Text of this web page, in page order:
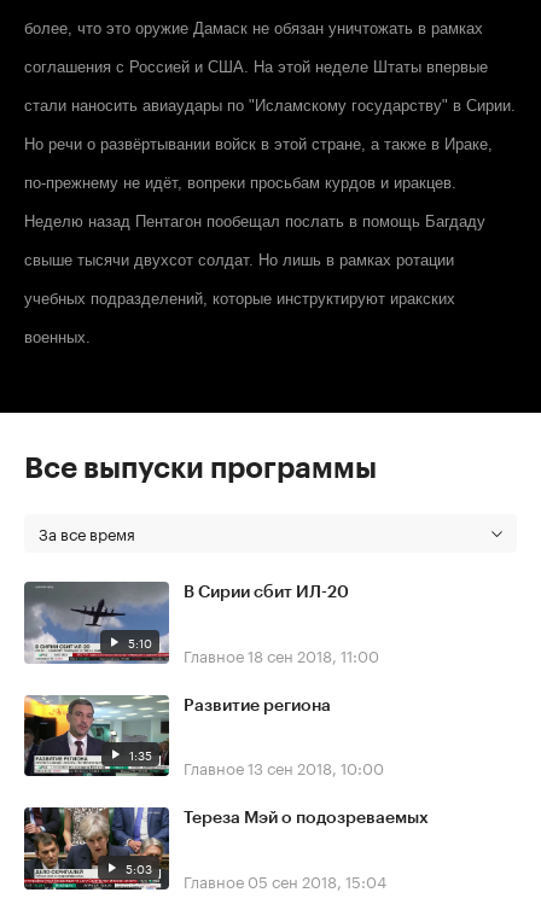
более, что это оружие Дамаск не обязан уничтожать в рамках
соглашения с Россией и США. На этой неделе Штаты впервые
стали наносить авиаудары по "Исламскому государству" в Сирии.
Но речи о развёртывании войск в этой стране, а также в Ираке,
по-прежнему не идёт, вопреки просьбам курдов и иракцев.
Неделю назад Пентагон пообещал послать в помощь Багдаду
свыше тысячи двухсот солдат. Но лишь в рамках ротации
учебных подразделений, которые инструктируют иракских
военных.
Все выпуски программы
За все время
5:10
В Сирии сбит ИЛ-20
Главное18 сен 2018, 11:00
1:35
Развитие региона
Главное13 сен 2018, 10:00
5:03
Тереза Мэй о подозреваемых
Главное 05 сен 2018, 15:04